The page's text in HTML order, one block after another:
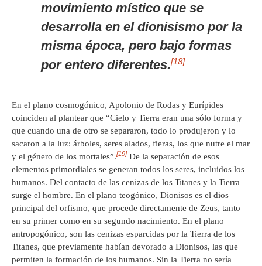
movimiento místico que se
desarrolla en el dionisismo por la
misma época, pero bajo formas
por entero diferentes.[18]
En el plano cosmogónico, Apolonio de Rodas y Eurípides
coinciden al plantear que “Cielo y Tierra eran una sólo forma y
que cuando una de otro se separaron, todo lo produjeron y lo
sacaron a la luz: árboles, seres alados, fieras, los que nutre el mar
y el género de los mortales”.[19] De la separación de esos
elementos primordiales se generan todos los seres, incluidos los
humanos. Del contacto de las cenizas de los Titanes y la Tierra
surge el hombre. En el plano teogónico, Dionisos es el dios
principal del orfismo, que procede directamente de Zeus, tanto
en su primer como en su segundo nacimiento. En el plano
antropogónico, son las cenizas esparcidas por la Tierra de los
Titanes, que previamente habían devorado a Dionisos, las que
permiten la formación de los humanos. Sin la Tierra no sería